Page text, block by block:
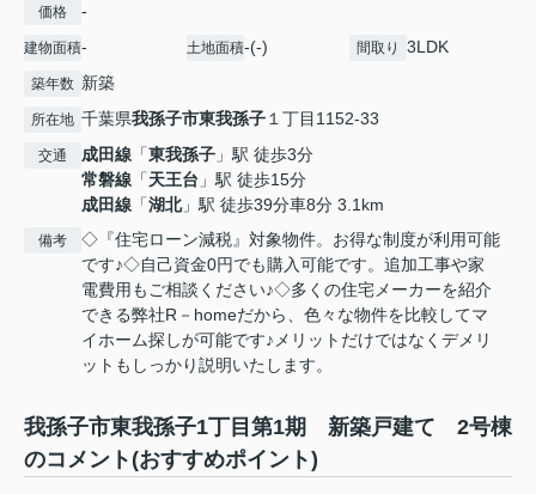
価格 -
建物面積- 土地面積-(-) 間取り 3LDK
築年数 新築
所在地 千葉県我孫子市東我孫子１丁目1152-33
交通 成田線 「東我孫子 」駅 徒歩3分
常磐線 「天王台 」駅 徒歩15分
成田線 「湖北」駅 徒歩39分車8分 3.1km
備考
◇『住宅ローン減税』対象物件。お得な制度が利用可能
です♪◇自己資金0円でも購入可能です。追加工事や家
電費用もご相談ください♪◇多くの住宅メーカーを紹介
できる弊社R－homeだから、色々な物件を比較してマ
イホーム探しが可能です♪メリットだけではなくデメリ
ットもしっかり説明いたします。
我孫子市東我孫子1丁目第1期 新築戸建て 2号棟
のコメント(おすすめポイント)